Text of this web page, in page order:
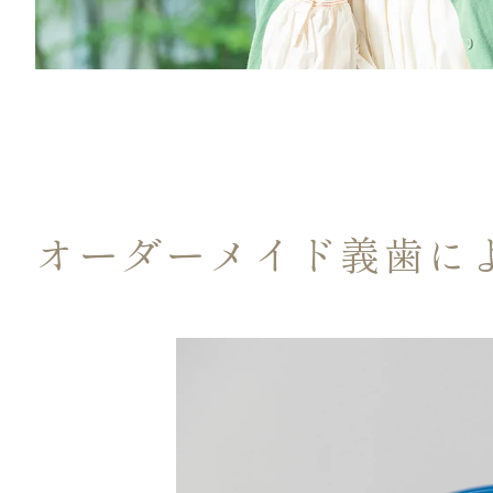
オーダーメイド義歯に